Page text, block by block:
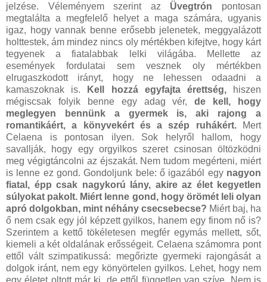
jelzése. Véleményem szerint az Üvegtrón pontosan
megtalálta a megfelelő helyet a maga számára, ugyanis
igaz, hogy vannak benne erősebb jelenetek, meggyalázott
holttestek, ám mindez nincs oly mértékben kifejtve, hogy kárt
tegyenek a fiatalabbak lelki világába. Mellette az
események fordulatai sem vesznek oly mértékben
elrugaszkodott irányt, hogy ne lehessen odaadni a
kamaszoknak is.
Kell hozzá egyfajta érettség,hiszen
mégiscsak folyik benne egy adag vér,de kell, hogy
meglegyen bennünk a gyermek is, aki rajong a
romantikáért, a könyvekért és a szép ruhákért.Mert
Celaena is pontosan ilyen. Sok helyről hallom, hogy
savallják, hogy egy orgyilkos szeret csinosan öltözködni
meg végigtáncolni az éjszakát. Nem tudom megérteni, miért
is lenne ez gond. Gondoljunk bele: ő igazából egynagyon
fiatal, épp csak nagykorú lány, akire az élet kegyetlen
súlyokat pakolt. Miért lenne gond, hogy örömét leli olyan
apró dolgokban, mint néhány csecsebecse? Miért baj, ha
ő nem csak egy jól képzett gyilkos, hanem egy finom nő is?
Szerintem a kettő tökéletesen megfér egymás mellett, sőt,
kiemeli a két oldalának erősségeit. Celaena számomra pont
ettől vált szimpatikussá: megőrizte gyermeki rajongását a
dolgok iránt, nem egy könyörtelen gyilkos. Lehet, hogy nem
egy életet oltott már ki, de ettől független van szíve. Nem is